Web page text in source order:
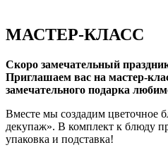
МАСТЕР-КЛАСС
Скоро замечательный
Приглашаем вас на мастер-
замечательного подарка
Вместе мы создадим цветочное
декупаж». В комплект к блюду
упаковка и подставка!